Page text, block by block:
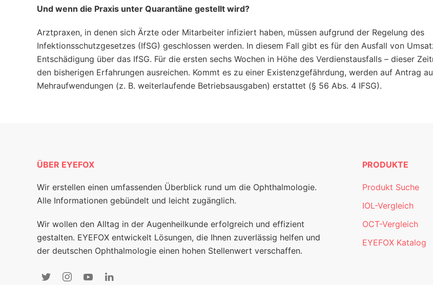
Und wenn die Praxis unter Quarantäne gestellt wird?
Arztpraxen, in denen sich Ärzte oder Mitarbeiter infiziert haben, müssen aufgrund der Regelung des
Infektionsschutzgesetzes (IfSG) geschlossen werden. In diesem Fall gibt es für den Ausfall von
Entschädigung über das IfSG. Für die ersten sechs Wochen in Höhe des Verdienstausfalls – dieser
den bisherigen Erfahrungen ausreichen. Kommt es zu einer Existenzgefährdung, werden auf Antrag
Mehraufwendungen (z. B. weiterlaufende Betriebsausgaben) erstattet (§ 56 Abs. 4 IFSG).
ÜBER EYEFOX
Wir erstellen einen umfassenden Überblick rund um die Ophthalmologie.
Alle Informationen gebündelt und leicht zugänglich.
Wir wollen den Alltag in der Augenheilkunde erfolgreich und effizient
gestalten. EYEFOX entwickelt Lösungen, die Ihnen zuverlässig helfen und
der deutschen Ophthalmologie einen hohen Stellenwert verschaffen.
PRODUKTE
Produkt Suche
IOL-Vergleich
OCT-Vergleich
EYEFOX Katalog